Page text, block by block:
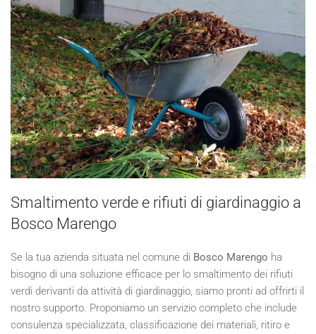
Smaltimento verde e rifiuti di giardinaggio a
Bosco Marengo
Se la tua azienda situata nel comune di Bosco Marengo ha
bisogno di una soluzione efficace per lo smaltimento dei rifiuti
verdi derivanti da attività di giardinaggio, siamo pronti ad offrirti il
nostro supporto. Proponiamo un servizio completo che include
consulenza specializzata, classificazione dei materiali, ritiro e